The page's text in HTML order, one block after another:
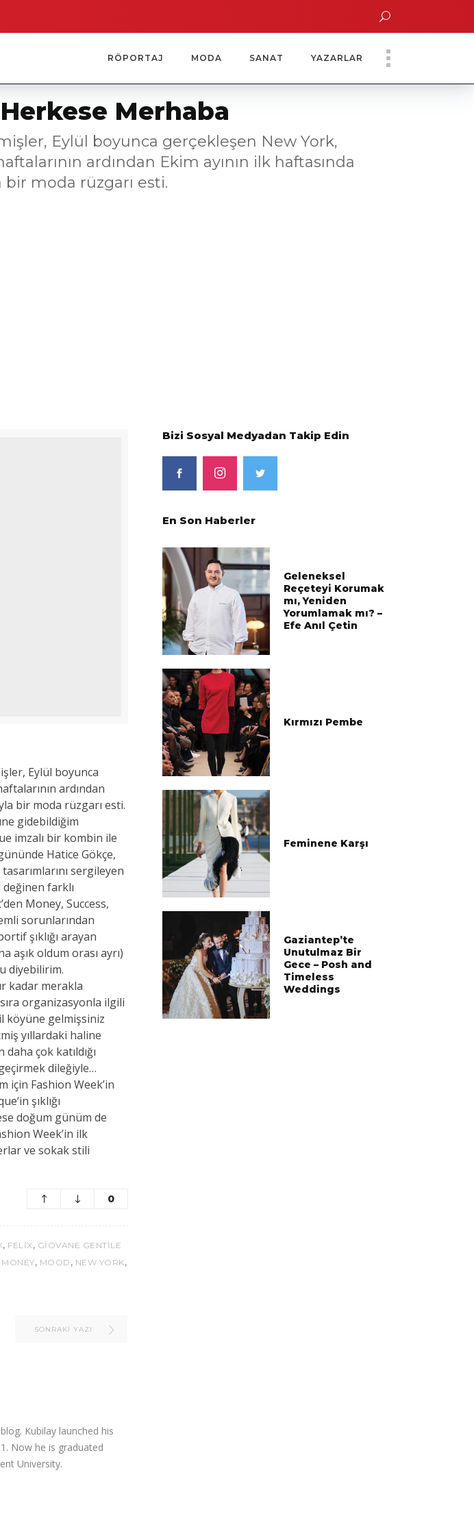
Kısa Bir Yolculuk Yoko Ono Sergisi Özel Bir Davetle Açıldı
RÖPORTAJ MODA SANAT YAZARLAR
Merhaba
Eylül boyunca gerçekleşen New York,
ardından Ekim ayının ilk haftasında
moda rüzgarı esti.
Eylül boyunca
ardından
bir moda rüzgarı esti.
gidebildiğim
imzalı bir kombin ile
Hatice Gökçe,
sergileyen
değinen farklı
Money, Success,
sorunlarından
şıklığı arayan
aşık oldum orası ayrı)
diyebilirim.
kadar merakla
organizasyonla ilgili
köyüne gelmişsiniz
yıllardaki haline
çok katıldığı
dileğiyle…
için Fashion Week’in
şıklığı
doğum günüm de
Week’in ilk
ve sokak stili
0
, FELIX , GIOVANE GENTILE
MONEY, MOOD , NEW YORK,
SONRAKI YAZI
Kubilay launched his
Now he is graduated
University.
Bizi Sosyal Medyadan Takip Edin
En Son Haberler
Geleneksel
Reçeteyi Korumak
mı, Yeniden
Yorumlamak mı? –
Efe Anıl Çetin
Kırmızı Pembe
Feminene Karşı
Gaziantep’te
Unutulmaz Bir
Gece – Posh and
Timeless
Weddings